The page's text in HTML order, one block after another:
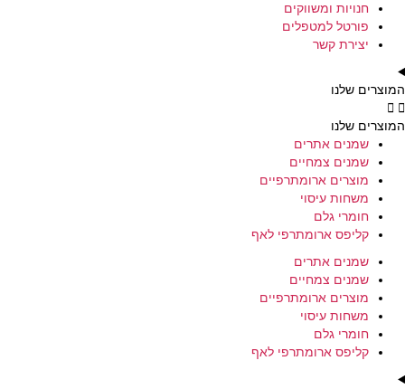
חנויות ומשווקים
פורטל למטפלים
יצירת קשר
המוצרים שלנו
המוצרים שלנו
שמנים אתרים
שמנים צמחיים
מוצרים ארומתרפיים
משחות עיסוי
חומרי גלם
קליפס ארומתרפי לאף
שמנים אתרים
שמנים צמחיים
מוצרים ארומתרפיים
משחות עיסוי
חומרי גלם
קליפס ארומתרפי לאף